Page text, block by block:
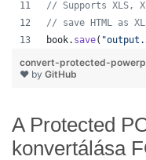
// Supports XLS,
// save HTML as
book. save(
convert-protected-
❤ by GitHub
A Protected
konvertálása